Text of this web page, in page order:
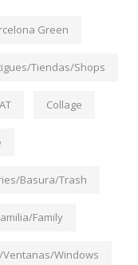
Green
Tiendas/Shops
Collage
Basura/Trash
Family
Ventanas/Windows